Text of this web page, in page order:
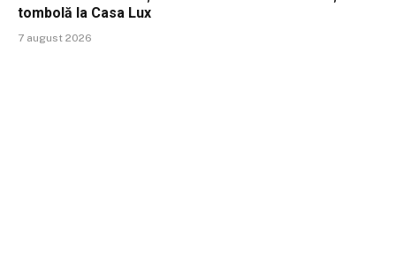
tombolă la Casa Lux
7 august 2026